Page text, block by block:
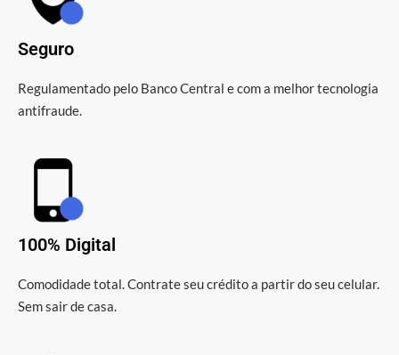
Seguro
Regulamentado pelo Banco Central e com a melhor tecnologia
antifraude.
100% Digital
Comodidade total. Contrate seu crédito a partir do seu celular.
Sem sair de casa.